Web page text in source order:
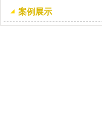
案例展示